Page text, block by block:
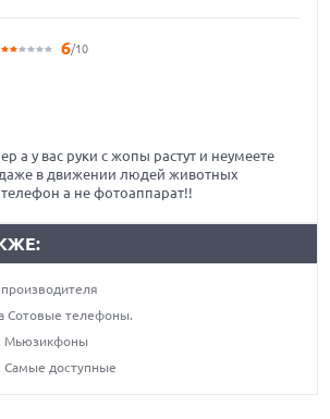
6/10
а у вас руки с жопы растут и неумеете
в движении людей животных
а не фотоаппарат!!
Сотовые телефоны.
Мьюзикфоны
Самые доступные